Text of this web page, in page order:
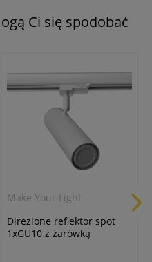
Ci się spodobać
Make Your Light
Direzione reflektor spot
1xGU10 z żarówką